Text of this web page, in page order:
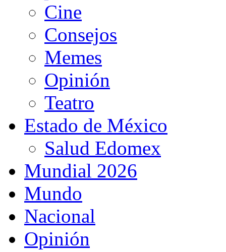
Cine
Consejos
Memes
Opinión
Teatro
Estado de México
Salud Edomex
Mundial 2026
Mundo
Nacional
Opinión